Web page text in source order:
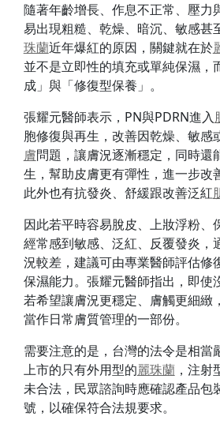
隨著年齡增長、作息不正常、壓力
易出現粗糙、乾燥、暗沉、敏感甚
珠蘭近年爆紅的原因，關鍵就在於
並不是立即性的填充或單純保濕，
成」與「修復型保養」。
張耀元醫師表示，PN與PDRN進入
胞修復與再生，改善因乾燥、敏感
膚問題，讓膚況逐漸穩定，同時還
生，幫助皮膚更有彈性，進一步改
此外也有抗發炎、舒緩跟改善泛紅
因此若平時容易脫皮、上妝浮粉、
經常感到敏感、泛紅、反覆發炎，
況較差，建議可由專業醫師評估修
保濕能力。張耀元醫師指出，即使
若希望讓膚況更穩定、膚觸更細緻
當作日常膚質管理的一部份。
需要注意的是，台灣的法令是相當
上市的只有外用型的麗珠蘭，注射
未合法，民眾諮詢時應確認產品包
號，以確保符合法規要求。